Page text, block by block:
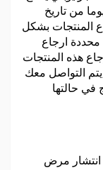
من تاريخ
المنتجات بشكل
ارجاع
هذه المنتجات
يتم التواصل معك
في حالتها
انتشار مرض